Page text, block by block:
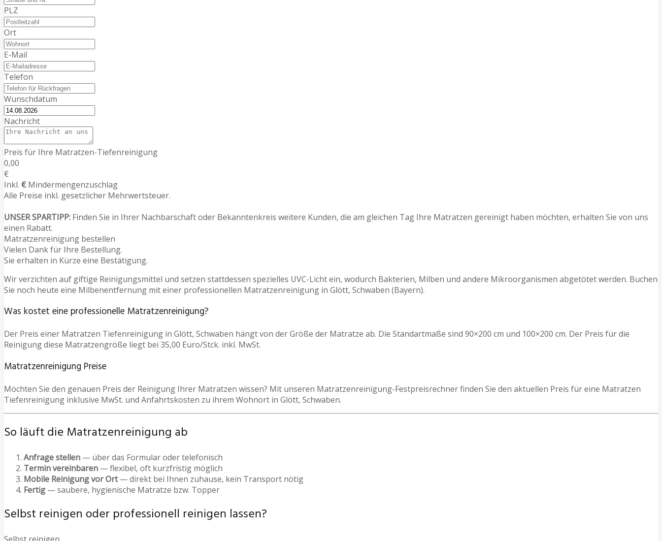
PLZ
Ort
E-Mail
Telefon
Wunschdatum
Nachricht
Preis für Ihre Matratzen-Tiefenreinigung
0,00
€
Inkl. € Mindermengenzuschlag
Alle Preise inkl. gesetzlicher Mehrwertsteuer.
UNSER SPARTIPP: Finden Sie in Ihrer Nachbarschaft oder Bekanntenkreis weitere Kunden, die am gleichen Tag Ihre Matratzen gereinigt haben möchten, erhalten Sie von uns
einen Rabatt.
Matratzenreinigung bestellen
Vielen Dank für Ihre Bestellung.
Sie erhalten in Kürze eine Bestätigung.
Wir verzichten auf giftige Reinigungsmittel und setzen stattdessen spezielles UVC-Licht ein, wodurch Bakterien, Milben und andere Mikroorganismen abgetötet werden. Buchen
Sie noch heute eine Milbenentfernung mit einer professionellen Matratzenreinigung in Glött, Schwaben (Bayern).
Was kostet eine professionelle Matratzenreinigung?
Der Preis einer Matratzen Tiefenreinigung in Glött, Schwaben hängt von der Größe der Matratze ab. Die Standartmaße sind 90×200 cm und 100×200 cm. Der Preis für die
Reinigung diese Matratzengröße liegt bei 35,00 Euro/Stck. inkl. MwSt.
Matratzenreinigung Preise
Möchten Sie den genauen Preis der Reinigung Ihrer Matratzen wissen? Mit unseren Matratzenreinigung-Festpreisrechner finden Sie den aktuellen Preis für eine Matratzen
Tiefenreinigung inklusive MwSt. und Anfahrtskosten zu ihrem Wohnort in Glött, Schwaben.
So läuft die Matratzenreinigung ab
Anfrage stellen — über das Formular oder telefonisch
Termin vereinbaren — flexibel, oft kurzfristig möglich
Mobile Reinigung vor Ort— direkt bei Ihnen zuhause, kein Transport nötig
Fertig — saubere, hygienische Matratze bzw. Topper
Selbst reinigen oder professionell reinigen lassen?